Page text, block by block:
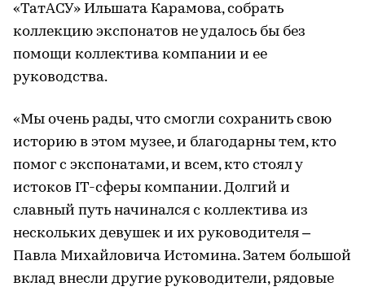
«ТатАСУ» Ильшата Карамова, собрать
коллекцию экспонатов не удалось бы без
помощи коллектива компании и ее
руководства.
«Мы очень рады, что смогли сохранить свою
историю в этом музее, и благодарны тем, кто
помог с экспонатами, и всем, кто стоял у
истоков IT-сферы компании. Долгий и
славный путь начинался с коллектива из
нескольких девушек и их руководителя –
Павла Михайловича Истомина. Затем большой
вклад внесли другие руководители, рядовые